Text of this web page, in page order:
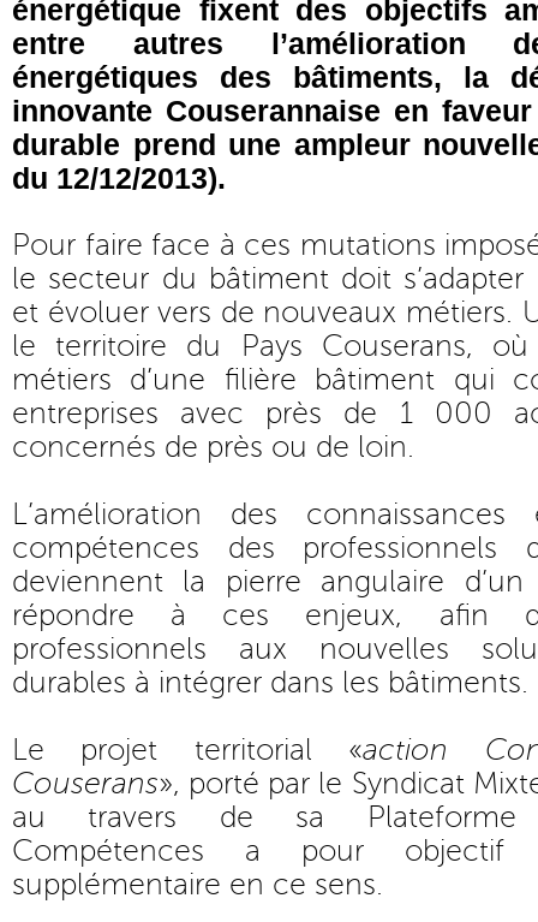
énergétique fixent des objectifs
entre autres l’amélioration
énergétiques des bâtiments, la
innovante Couserannaise en
durable prend une ampleur
du 12/12/2013).
Pour faire face à ces mutations
le secteur du bâtiment doit
et évoluer vers de nouveaux métiers.
le territoire du Pays Couserans,
métiers d’une filière bâtiment qui
entreprises avec près de 1 000
concernés de près ou de loin.
L’amélioration des
compétences des professionnels
deviennent la pierre angulaire
répondre à ces enjeux, afin
professionnels aux nouvelles
durables à intégrer dans les bâtiments.
Le projet territorial «action
Couserans», porté par le Syndicat
au travers de sa Plateforme
Compétences a pour objectif
supplémentaire en ce sens.